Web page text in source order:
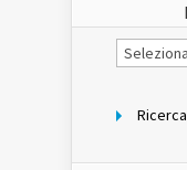
Notizie
per